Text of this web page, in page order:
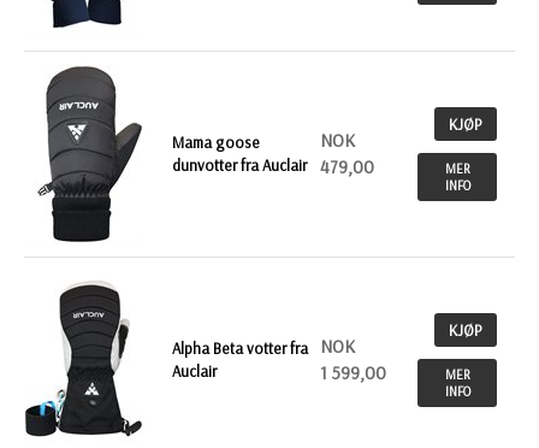
Mama goose
dunvotter fra Auclair
NOK
479,00
KJØP
MER
INFO
Alpha Beta votter fra
Auclair
NOK
1 599,00
KJØP
MER
INFO